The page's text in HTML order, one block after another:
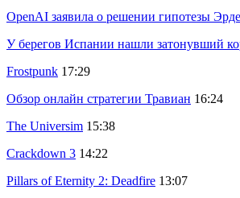
OpenAI заявила о решении гипотезы
У берегов Испании нашли затонувший
Frostpunk 17:29
Обзор онлайн стратегии Травиан 16:24
The Universim 15:38
Crackdown 3 14:22
Pillars of Eternity 2: Deadfire 13:07